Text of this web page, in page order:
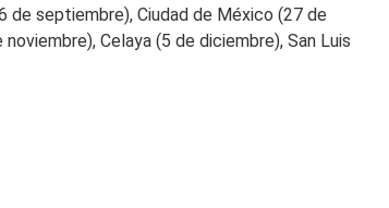
de septiembre), Ciudad de México (27 de
Celaya (5 de diciembre), San Luis